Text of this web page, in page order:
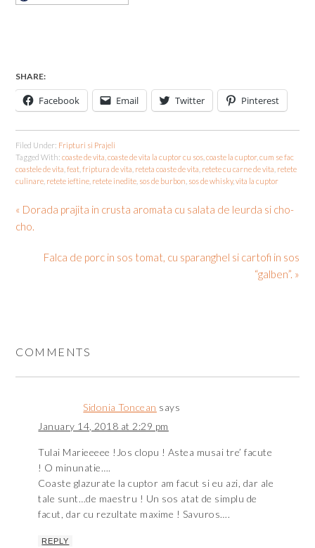
SHARE:
Facebook Email Twitter Pinterest
Filed Under: Fripturi si Prajeli
Tagged With:coaste de vita ,coaste de vita la cuptor cu sos ,coaste la cuptor,cum se fac
coastele de vita ,feat ,friptura de vita reteta coaste de vita retete cu carne de vita retete
culinare retete ieftine retete inedite sos de burbon sos de whisky,vita la cuptor
« Dorada prajita in crusta aromata cu salata de leurda si cho-
cho.
Falca de porc in sos tomat, cu sparanghel si cartofi in sos
“galben”. »
COMMENTS
Sidonia Toncean says
January 14, 2018 at 2:29 pm
Tulai Marieeeee !Jos clopu ! Astea musai tre’ facute
! O minunatie….
Coaste glazurate la cuptor am facut si eu azi, dar ale
tale sunt…de maestru ! Un sos atat de simplu de
facut, dar cu rezultate maxime ! Savuros….
REPLY